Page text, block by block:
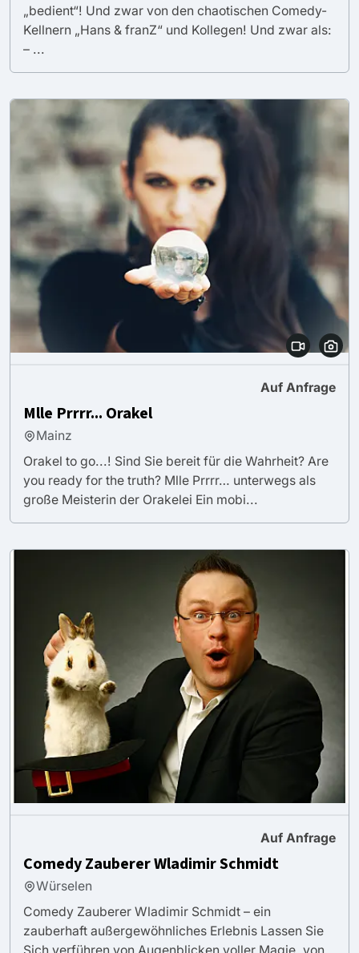
„bedient“! Und zwar von den chaotischen Comedy-
Kellnern „Hans & franZ“ und Kollegen! Und zwar als:
– ...
Auf Anfrage
Mlle Prrrr... Orakel
Mainz
Orakel to go...! Sind Sie bereit für die Wahrheit? Are
you ready for the truth? Mlle Prrrr… unterwegs als
große Meisterin der Orakelei Ein mobi...
Auf Anfrage
Comedy Zauberer Wladimir Schmidt
Würselen
Comedy Zauberer Wladimir Schmidt – ein
zauberhaft außergewöhnliches Erlebnis Lassen Sie